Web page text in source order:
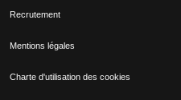
Recrutement
Mentions légales
Charte d'utilisation des cookies